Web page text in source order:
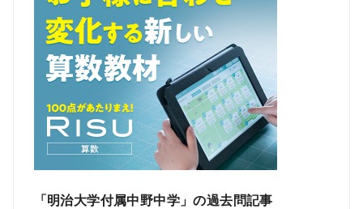
「明治大学付属中野中学」の過去問記事